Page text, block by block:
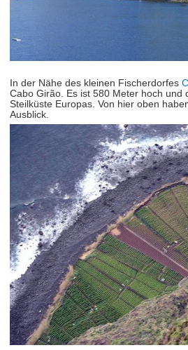
In der Nähe des kleinen Fischerdorfes
Cabo Girão. Es ist 580 Meter hoch und
Steilküste Europas. Von hier oben
Ausblick.